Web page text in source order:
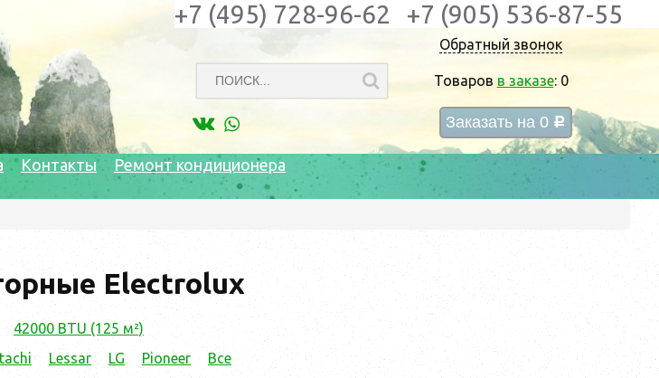
Обратный звонок
Товаров в заказе: 0
Заказать на 0 c
+7 (495) 728-96-62 +7 (905) 536-87-55
Контакты Ремонт кондиционера
Electrolux
42000 BTU (125 м²)
Lessar LG Pioneer
Все